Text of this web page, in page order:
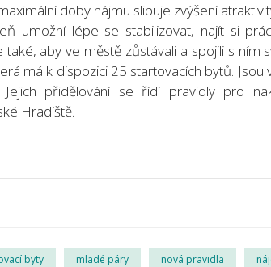
doby nájmu slibuje zvýšení
umožní lépe se stabilizovat, najít si
aby ve městě zůstávali a spojili s ním
má k dispozici 25 startovacích bytů.
Jejich přidělování se řídí pravidly pro
Hradiště.
byty mladé páry nová pravidla